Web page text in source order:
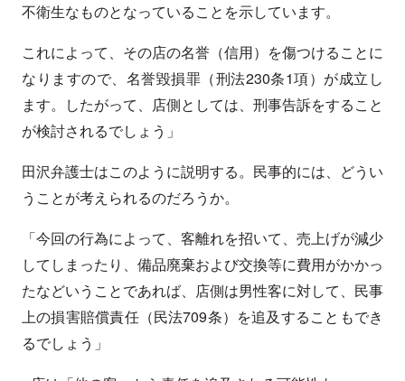
不衛生なものとなっていることを示しています。
これによって、その店の名誉（信用）を傷つけることに
なりますので、名誉毀損罪（刑法230条1項）が成立し
ます。したがって、店側としては、刑事告訴をすること
が検討されるでしょう」
田沢弁護士はこのように説明する。民事的には、どうい
うことが考えられるのだろうか。
「今回の行為によって、客離れを招いて、売上げが減少
してしまったり、備品廃棄および交換等に費用がかかっ
たなどいうことであれば、店側は男性客に対して、民事
上の損害賠償責任（民法709条）を追及することもでき
るでしょう」